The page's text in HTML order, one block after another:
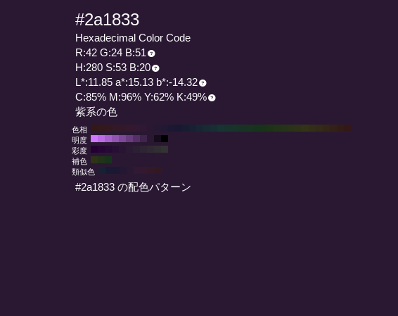
#2a1833
Hexadecimal Color Code
R:42 G:24 B:51
H:280 S:53 B:20
L*:11.85 a*:15.13 b*:-14.32
C:85% M:96% Y:62% K:49%
紫系の色
色相
明度
彩度
補色
類似色
#2a1833 の配色パターン